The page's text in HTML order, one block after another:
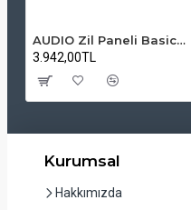
AUDIO Zil Paneli Basic Hpli Çift Buton 14'lü Sesli Apartman Diafon Kapı Paneli
3.942,00TL
Kurumsal
Hakkımızda